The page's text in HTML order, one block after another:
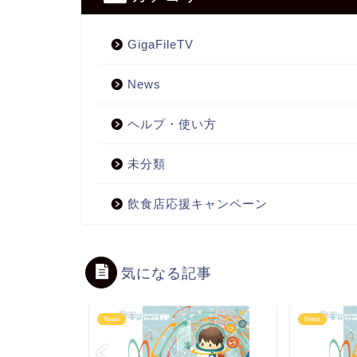
GigaFileTV
News
ヘルプ・使い方
未分類
飲食店応援キャンペーン
気になる記事
News News